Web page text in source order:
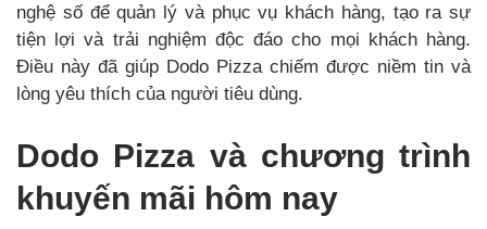
nghệ số để quản lý và phục vụ khách hàng, tạo ra sự
tiện lợi và trải nghiệm độc đáo cho mọi khách hàng.
Điều này đã giúp Dodo Pizza chiếm được niềm tin và
lòng yêu thích của người tiêu dùng.
Dodo Pizza và chương trình
khuyến mãi hôm nay